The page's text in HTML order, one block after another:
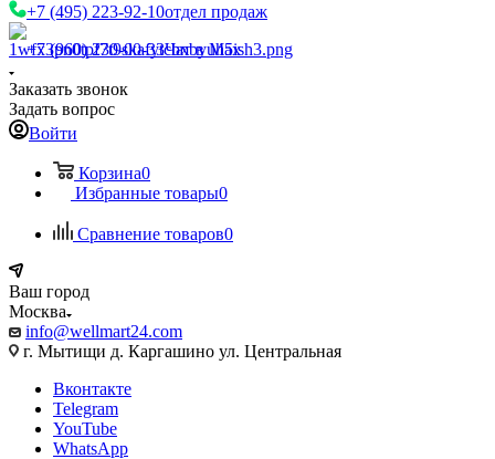
+7 (495) 223-92-10отдел продаж
+7 (960) 230-00-33Чат в Max
Заказать звонок
Задать вопрос
Войти
Корзина0
Избранные товары0
Сравнение товаров0
Ваш город
Москва
info@wellmart24.com
г. Мытищи д. Каргашино ул. Центральная
Вконтакте
Telegram
YouTube
WhatsApp